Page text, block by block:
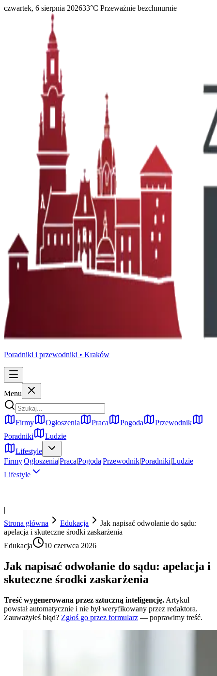
czwartek, 6 sierpnia 202633°C Przeważnie bezchmurnie
Poradniki i przewodniki • Kraków
Menu
Firmy Ogłoszenia Praca Pogoda
Przewodnik
Poradniki
Ludzie
Lifestyle
Firmy|Ogłoszenia|Praca|Pogoda|Przewodnik|Poradniki|Ludzie|
Lifestyle
|
Strona główna
Edukacja
Jak napisać odwołanie do sądu:
apelacja i skuteczne środki zaskarżenia
Edukacja
10 czerwca 2026
Jak napisać odwołanie do sądu: apelacja i
skuteczne środki zaskarżenia
Treść wygenerowana przez sztuczną inteligencję. Artykuł
powstał automatycznie i nie był weryfikowany przez redaktora.
Zauważyłeś błąd? Zgłoś go przez formularz — poprawimy treść.